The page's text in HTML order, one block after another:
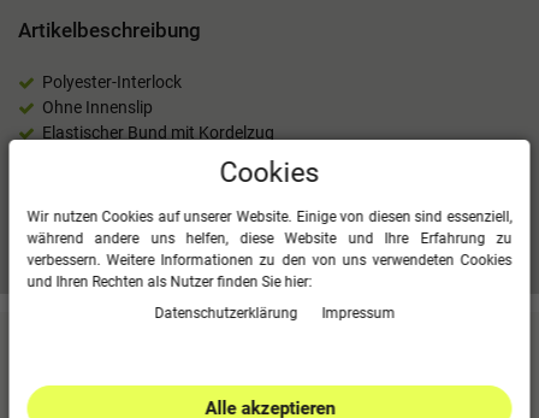
Artikelbeschreibung
Polyester-Interlock
Ohne Innenslip
Elastischer Bund mit Kordelzug
100 % Polyester (recycelt)
Mehr Informationen zum EU Verantwortlichen »
Für diesen Artikel erfolgte leider noch keine
Cookies
Wir nutzen Cookies auf unserer Website. Einige von diesen sind essenziell,
während andere uns helfen, diese Website und Ihre Erfahrung zu
verbessern. Weitere Informationen zu den von uns verwendeten Cookies
und Ihren Rechten als Nutzer finden Sie hier:
Daten­schutz­erklärung
Impressum
Alle akzeptieren